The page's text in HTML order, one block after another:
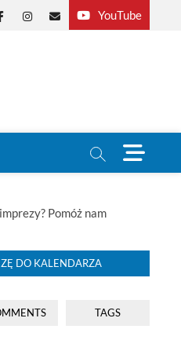
YouTube
Instagram
E-
M
e
n
o
Pomóż nam
DO KALENDARZA
TAGS